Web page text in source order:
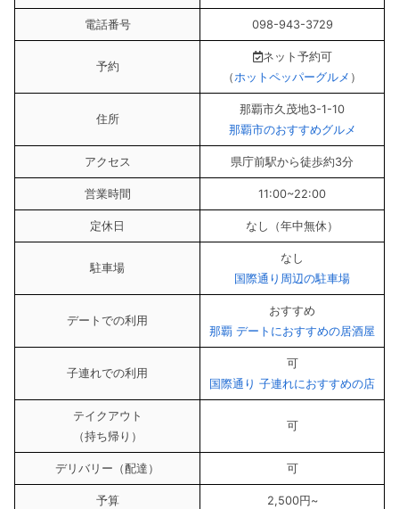
電話番号 098-943-3729
予約
ネット予約可
（ホットペッパーグルメ ）
住所
那覇市久茂地3-1-10
那覇市のおすすめグルメ
アクセス 県庁前駅から徒歩約3分
営業時間 11:00~22:00
定休日 なし（年中無休）
駐車場
なし
国際通り周辺の駐車場
デートでの利用
おすすめ
那覇 デートにおすすめの居酒屋
子連れでの利用
可
国際通り 子連れにおすすめの店
テイクアウト
（持ち帰り）
可
デリバリー（配達） 可
予算 2,500円~